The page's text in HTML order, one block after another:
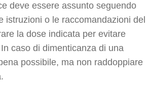
deve essere assunto seguendo
istruzioni o le raccomandazioni del
la dose indicata per evitare
caso di dimenticanza di una
possibile, ma non raddoppiare